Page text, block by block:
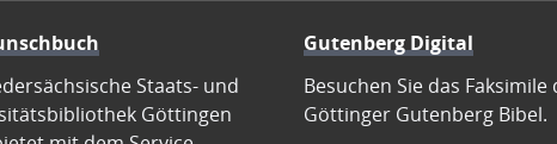
Staats- und
Göttingen
Gutenberg Digital
Besuchen Sie das Faksimile
Göttinger Gutenberg Bibel.